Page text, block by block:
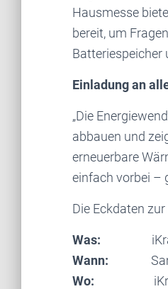
Hausmesse
bereit, um
Batteriespeicher
Einladung an
„Die
abbauen und
erneuerbare
einfach vorbei –
Die Eckdaten
Was: iKratos
Wann:
Wo: iKratos